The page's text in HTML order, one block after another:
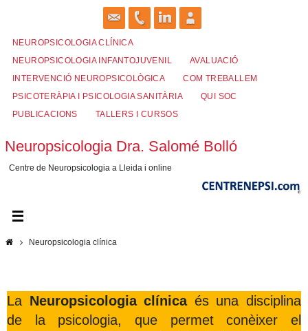
content
NEUROPSICOLOGIA CLÍNICA
NEUROPSICOLOGIA INFANTOJUVENIL
AVALUACIÓ
INTERVENCIÓ NEUROPSICOLÒGICA
COM TREBALLEM
PSICOTERÀPIA I PSICOLOGIA SANITÀRIA
QUI SOC
PUBLICACIONS
TALLERS I CURSOS
Neuropsicologia Dra. Salomé Bolló
Centre de Neuropsicologia a Lleida i online
HomeNeuropsicologia clínica
La Neuropsicologia clínicaés una disciplina
de la psicologia, que permet conèixer el